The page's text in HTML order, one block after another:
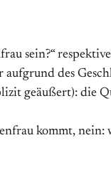
sein?“
aufgrund des
geäußert): die
kommt,